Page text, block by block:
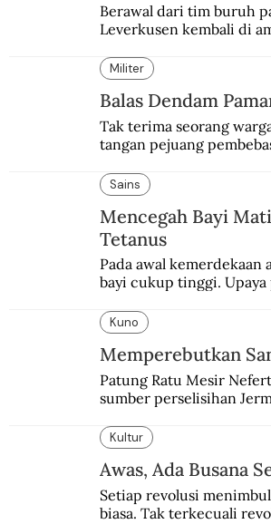
Berawal dari tim buruh
Leverkusen kembali di
“Neverkusen”.
Militer
Balas Dendam
Tak terima seorang
tangan pejuang
pembalasan.
Sains
Mencegah Bayi
Tetanus
Pada awal kemerdekaan
bayi cukup tinggi.
Kuno
Memperebutkan
Patung Ratu Mesir
sumber perselisihan
Kultur
Awas, Ada Busana
Setiap revolusi
biasa. Tak terkecuali